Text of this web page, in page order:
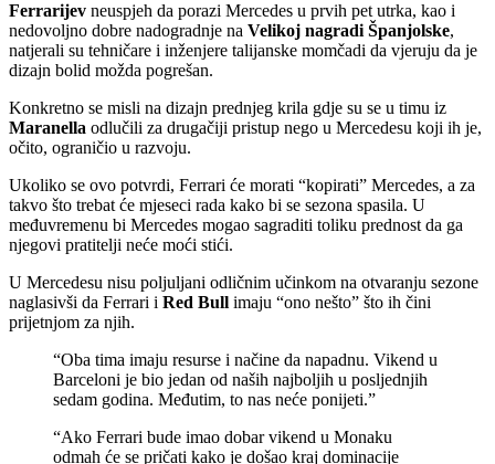
Ferrarijev neuspjeh da porazi Mercedes u prvih pet utrka, kao i
nedovoljno dobre nadogradnje na Velikoj nagradi Španjolske,
natjerali su tehničare i inženjere talijanske momčadi da vjeruju da je
dizajn bolid možda pogrešan.
Konkretno se misli na dizajn prednjeg krila gdje su se u timu iz
Maranella odlučili za drugačiji pristup nego u Mercedesu koji ih je,
očito, ograničio u razvoju.
Ukoliko se ovo potvrdi, Ferrari će morati “kopirati” Mercedes, a za
takvo što trebat će mjeseci rada kako bi se sezona spasila. U
međuvremenu bi Mercedes mogao sagraditi toliku prednost da ga
njegovi pratitelji neće moći stići.
U Mercedesu nisu poljuljani odličnim učinkom na otvaranju sezone
naglasivši da Ferrari i Red Bull imaju “ono nešto” što ih čini
prijetnjom za njih.
“Oba tima imaju resurse i načine da napadnu. Vikend u
Barceloni je bio jedan od naših najboljih u posljednjih
sedam godina. Međutim, to nas neće ponijeti.”
“Ako Ferrari bude imao dobar vikend u Monaku
odmah će se pričati kako je došao kraj dominacije